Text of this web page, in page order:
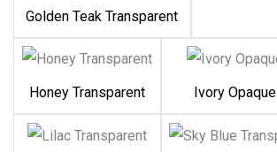
Golden Teak Transparent
Honey Transparent Ivory Opaque